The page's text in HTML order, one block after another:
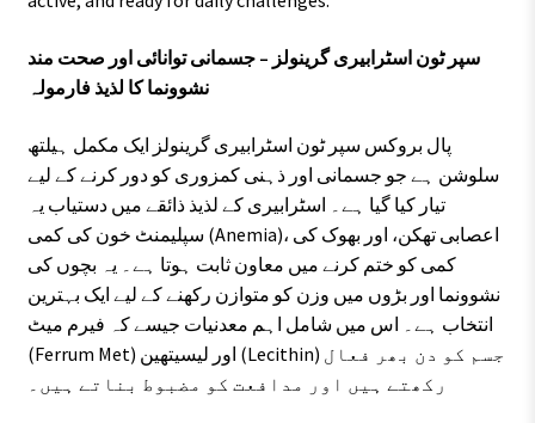
سپر ٹون اسٹرابیری گرینولز – جسمانی توانائی اور صحت مند
نشوونما کا لذیذ فارمولہ
پال بروکس سپر ٹون اسٹرابیری گرینولز ایک مکمل ہیلتھ
سلوشن ہے جو جسمانی اور ذہنی کمزوری کو دور کرنے کے لیے
تیار کیا گیا ہے۔ اسٹرابیری کے لذیذ ذائقے میں دستیاب یہ
سپلیمنٹ خون کی کمی (Anemia)، اعصابی تھکن، اور بھوک کی
کمی کو ختم کرنے میں معاون ثابت ہوتا ہے۔ یہ بچوں کی
نشوونما اور بڑوں میں وزن کو متوازن رکھنے کے لیے ایک بہترین
انتخاب ہے۔ اس میں شامل اہم معدنیات جیسے کہ فیرم میٹ
(Ferrum Met) اور لیسیتھین (Lecithin) جسم کو دن بھر فعال
رکھتے ہیں اور مدافعت کو مضبوط بناتے ہیں۔